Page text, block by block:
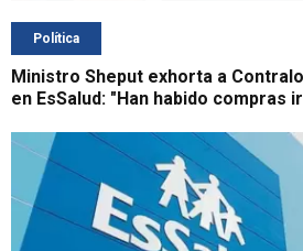
Política
Ministro Sheput exhorta a
en EsSalud: "Han habido compras